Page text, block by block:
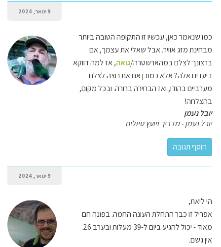
9 ינואר, 2024
כמו שנאמר כאן, עכשיו זו התקופה הטובה ביותר
מבחינת מזג אוויר. אבל שאלי את עצמך, אם
ברצונך לצלם במהארשטרה/גואה, אז למה דווקא
ביעדים אלה? אלא כמובן אם את רוצה לצלם
מערביים בהודו, ואז הבחירה ברורה. ובכל מקום,
בהצלחה!
יובל נעמן
יובל נעמן - מדריך ויועץ טיולים
9 ינואר, 2024
הי ליאת,
אפריל זו כבר התחלת העונה החמה. בפונה חם
מאוד - יכול להגיע ביום ל-39 מעלות ובערב 26.
אין גשם.